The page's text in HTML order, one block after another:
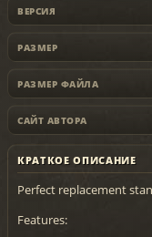
ВЕРСИЯ
РАЗМЕР
РАЗМЕР ФАЙЛА
САЙТ АВТОРА
КРАТКОЕ ОПИСАНИЕ
Perfect replacement
Features: